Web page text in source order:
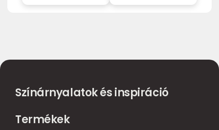
Színárnyalatok és inspiráció
Termékek